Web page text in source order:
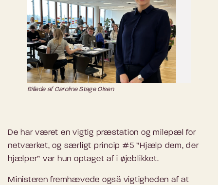
Billede af Caroline Stage Olsen
De har været en vigtig præstation og milepæl for
netværket, og særligt princip #5 ”Hjælp dem, der
hjælper” var hun optaget af i øjeblikket.
Ministeren fremhævede også vigtigheden af at